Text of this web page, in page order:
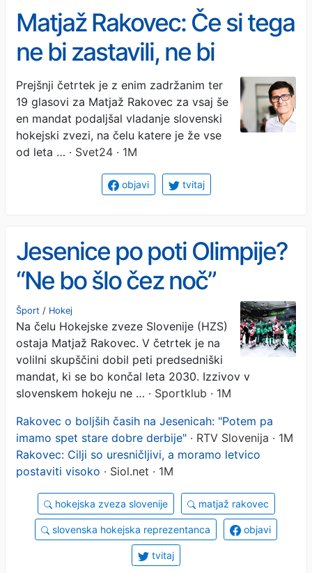
Matjaž Rakovec: Če si tega
ne bi zastavili, ne bi
razmišljali, da je možno
Prejšnji četrtek je z enim zadržanim ter
19 glasovi za Matjaž Rakovec za vsaj še
en mandat podaljšal vladanje slovenski
hokejski zvezi, na čelu katere je že vse
od leta … · Svet24 · 1M
objavi tvitaj
Jesenice po poti Olimpije?
“Ne bo šlo čez noč”
Šport / Hokej
Na čelu Hokejske zveze Slovenije (HZS)
ostaja Matjaž Rakovec. V četrtek je na
volilni skupščini dobil peti predsedniški
mandat, ki se bo končal leta 2030. Izzivov v
slovenskem hokeju ne … · Sportklub · 1M
Rakovec o boljših časih na Jesenicah: "Potem pa
imamo spet stare dobre derbije" · RTV Slovenija · 1M
Rakovec: Cilji so uresničljivi, a moramo letvico
postaviti visoko · Siol.net · 1M
hokejska zveza slovenije matjaž rakovec
slovenska hokejska reprezentanca objavi
tvitaj